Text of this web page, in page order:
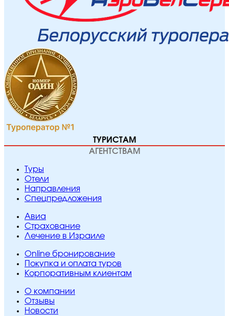
ТУРИСТАМ
АГЕНТСТВАМ
Туры
Отели
Направления
Спецпредложения
Авиа
Страхование
Лечение в Израиле
Online бронирование
Покупка и оплата туров
Корпоративным клиентам
O компании
Отзывы
Новости